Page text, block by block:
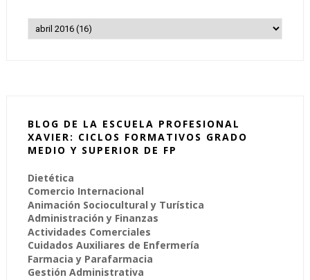
BLOG DE LA ESCUELA PROFESIONAL
XAVIER: CICLOS FORMATIVOS GRADO
MEDIO Y SUPERIOR DE FP
Dietética
Comercio Internacional
Animación Sociocultural y Turística
Administración y Finanzas
Actividades Comerciales
Cuidados Auxiliares de Enfermería
Farmacia y Parafarmacia
Gestión Administrativa